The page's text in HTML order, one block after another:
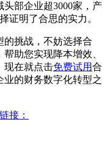
部企业超3000家，产
证明了合思的实力。
的挑战，不妨选择合
助您实现降本增效、
现在就点击免费试用合
业的财务数字化转型之
接：